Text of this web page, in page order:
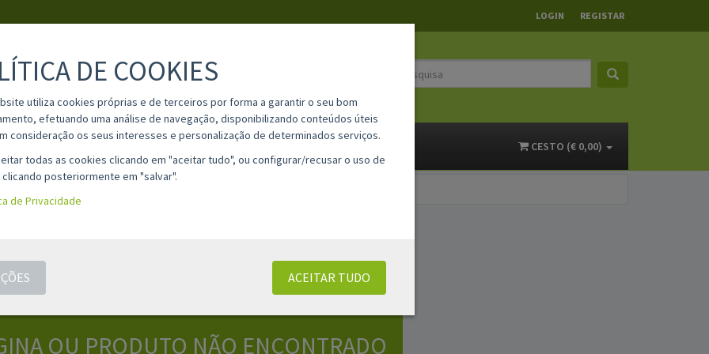
LOGIN REGISTAR
MATERIAL ESCOLAR INFORMAÇÕES CONTACTOS CESTO (€ 0,00)
OU PRODUTO NÃO ENCONTRADO
DE COOKIES
utiliza cookies próprias e de terceiros por forma a garantir o seu bom
efetuando uma análise de navegação, disponibilizando conteúdos úteis
consideração os seus interesses e personalização de determinados serviços.
todas as cookies clicando em "aceitar tudo", ou configurar/recusar o uso de
posteriormente em "salvar".
de Privacidade
ACEITAR TUDO